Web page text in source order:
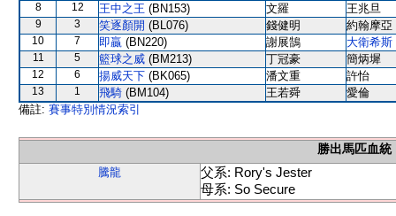
8 12 王中之王 (BN153) 文羅 王兆旦
9 3 笑逐顏開 (BL076) 錢健明 約翰摩亞
10 7 即贏 (BN220) 謝展鵠 大衛希斯
11 5 籃球之威 (BM213) 丁冠豪 簡炳墀
12 6 揚威天下 (BK065) 潘文重 許怡
13 1 飛騎 (BM104) 王若舜
愛倫
備註: 賽事特別情況索引
勝出馬匹血統
騰龍
父系: Rory's Jester
母系: So Secure